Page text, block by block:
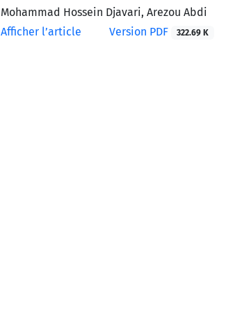
Mohammad Hossein Djavari, Arezou Abdi
Afficher l’article
Version PDF 322.69 K